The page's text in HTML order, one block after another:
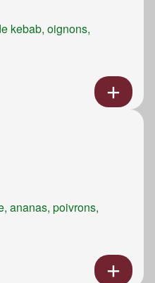
kebab, oignons,
ananas, poivrons,